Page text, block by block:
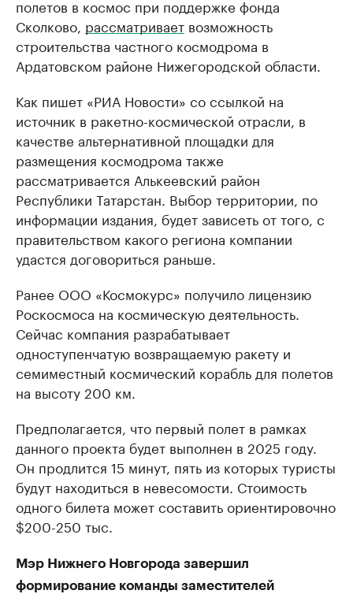
полетов в космос при поддержке фонда
Сколково, рассматривает возможность
строительства частного космодрома в
Ардатовском районе Нижегородской области.
Как пишет ​«РИА Новости» со ссылкой на
источник в ракетно-космической отрасли, в
качестве альтернативной площадки для
размещения космодрома также
рассматривается Алькеевский район
Республики Татарстан. Выбор территории, по
информации издания, будет зависеть от того, с
правительством какого региона компании
удастся договориться раньше.
Ранее ООО «Космокурс» получило лицензию
Роскосмоса на космическую деятельность.
Сейчас компания разрабатывает
одноступенчатую возвращаемую ракету и
семиместный космический корабль для полетов
на высоту 200 км.
Предполагается, что первый полет в рамках
данного проекта будет выполнен в 2025 году.
Он продлится 15 минут, пять из которых туристы
будут находиться в невесомости. Стоимость
одного билета может составить ориентировочно
$200-250 тыс.
Мэр Нижнего Новгорода завершил
формирование команды заместителей